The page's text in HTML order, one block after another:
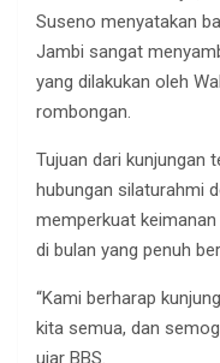
Suseno menyatakan
Jambi sangat
yang dilakukan oleh
rombongan.
Tujuan dari kunjungan
hubungan silaturahmi
memperkuat
di bulan yang penuh
“Kami berharap
kita semua, dan
ujar BBS.